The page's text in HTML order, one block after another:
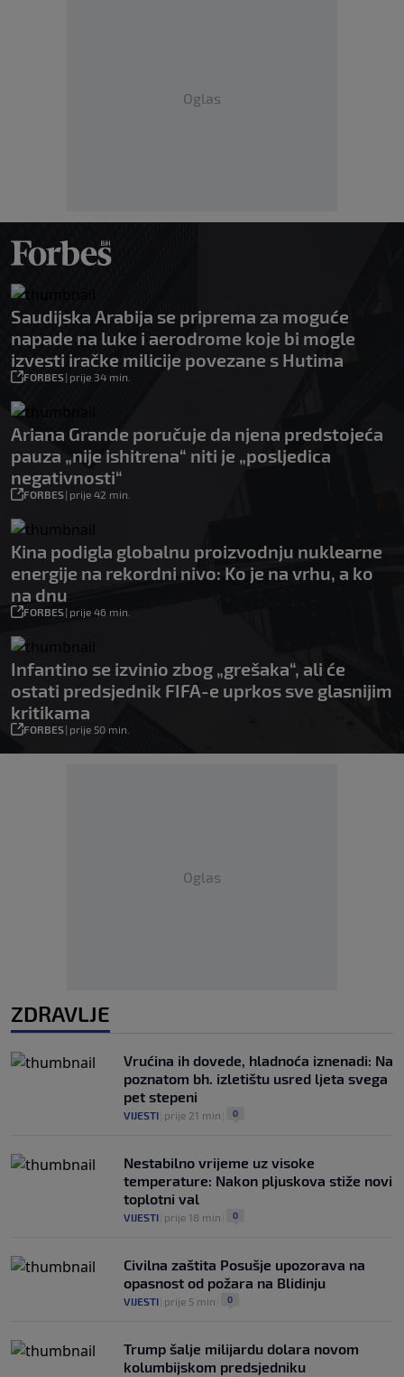
Oglas
Saudijska Arabija se priprema za moguće
napade na luke i aerodrome koje bi mogle
izvesti iračke milicije povezane s Hutima
FORBES| prije 34 min.
Ariana Grande poručuje da njena predstojeća
pauza „nije ishitrena“ niti je „posljedica
negativnosti“
FORBES| prije 42 min.
Kina podigla globalnu proizvodnju nuklearne
energije na rekordni nivo: Ko je na vrhu, a ko
na dnu
FORBES| prije 46 min.
Infantino se izvinio zbog „grešaka“, ali će
ostati predsjednik FIFA-e uprkos sve glasnijim
kritikama
FORBES| prije 50 min.
Oglas
ZDRAVLJE
Vrućina ih dovede, hladnoća iznenadi: Na
poznatom bh. izletištu usred ljeta svega
pet stepeni
VIJESTI prije 21 min 0
Nestabilno vrijeme uz visoke
temperature: Nakon pljuskova stiže novi
toplotni val
VIJESTI prije 18 min 0
Civilna zaštita Posušje upozorava na
opasnost od požara na Blidinju
VIJESTI prije 5 min 0
Trump šalje milijardu dolara novom
kolumbijskom predsjedniku